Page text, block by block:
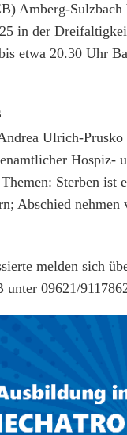
Amberg-
in der
etwa 20.30 Uhr
Ulrich-
Hospiz-
Sterben
Abschied nehmen
melden sich
09621/